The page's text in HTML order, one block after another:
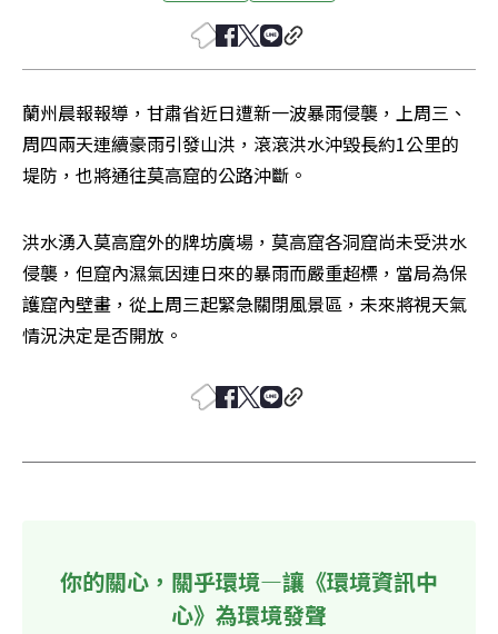
蘭州晨報報導，甘肅省近日遭新一波暴雨侵襲，上周三、
周四兩天連續豪雨引發山洪，滾滾洪水沖毀長約1公里的
堤防，也將通往莫高窟的公路沖斷。
洪水湧入莫高窟外的牌坊廣場，莫高窟各洞窟尚未受洪水
侵襲，但窟內濕氣因連日來的暴雨而嚴重超標，當局為保
護窟內壁畫，從上周三起緊急關閉風景區，未來將視天氣
情況決定是否開放。
你的關心，關乎環境—讓《環境資訊中
心》為環境發聲